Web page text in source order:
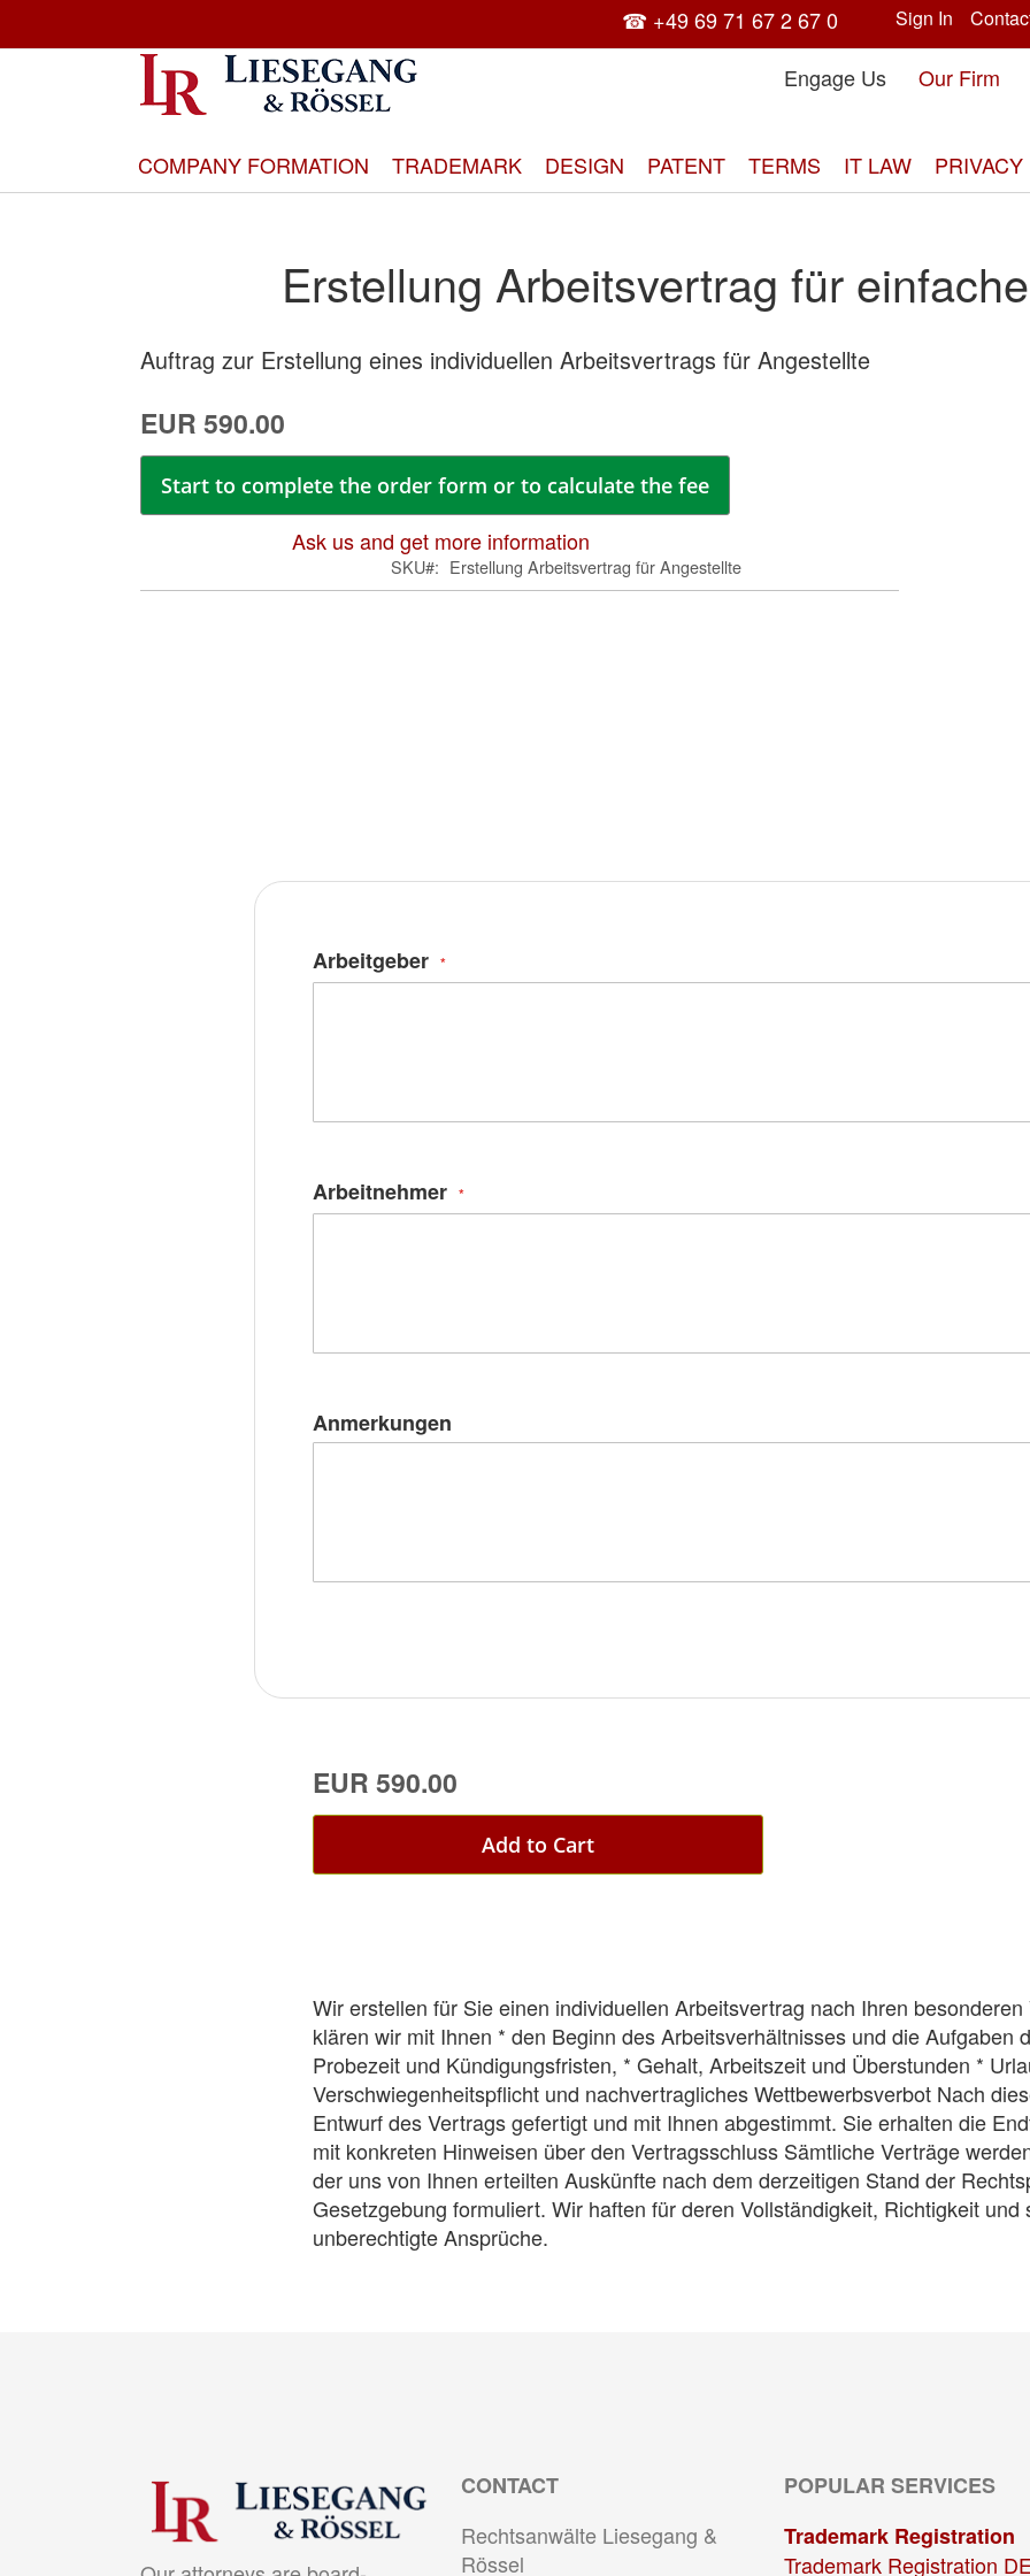
to
Content
Sign In
☎ +49 69 71 67 2 67 0
Engage Us
Our Firm
COMPANY FORMATION TRADEMARK DESIGN PATENT TERMS IT LAW PRIVACY
Erstellung Arbeitsvertrag für
Auftrag zur Erstellung eines individuellen Arbeitsvertrags für Angestellte
EUR 590.00
Start to complete the order form or to calculate the fee
Ask us and get more information
SKU Erstellung Arbeitsvertrag für Angestellte
of
Arbeitgeber
Arbeitnehmer
Anmerkungen
EUR 590.00
Add to Cart
Wir erstellen für Sie einen individuellen Arbeitsvertrag nach Ihren
klären wir mit Ihnen * den Beginn des Arbeitsverhältnisses und die Aufgaben
Probezeit und Kündigungsfristen, * Gehalt, Arbeitszeit und Überstunden *
Verschwiegenheitspflicht und nachvertragliches Wettbewerbsverbot Nach
Entwurf des Vertrags gefertigt und mit Ihnen abgestimmt. Sie erhalten die
mit konkreten Hinweisen über den Vertragsschluss Sämtliche Verträge
der uns von Ihnen erteilten Auskünfte nach dem derzeitigen Stand der
Gesetzgebung formuliert. Wir haften für deren Vollständigkeit, Richtigkeit und
unberechtigte Ansprüche.
CONTACT
Rechtsanwälte Liesegang &
Rössel
POPULAR SERVICES
Trademark Registration
Trademark Registration DE